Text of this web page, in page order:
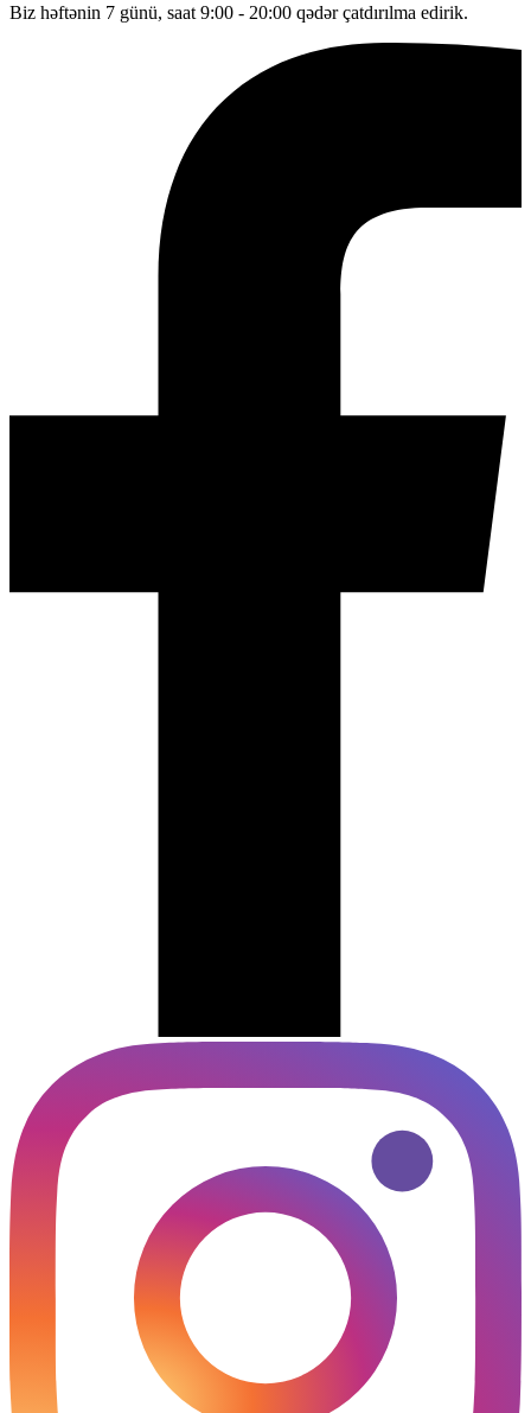
Biz həftənin 7 günü, saat 9:00 - 20:00 qədər çatdırılma edirik.